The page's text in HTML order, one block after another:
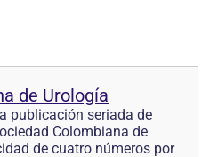
de Urología
publicación seriada de
Colombiana de
de cuatro números por